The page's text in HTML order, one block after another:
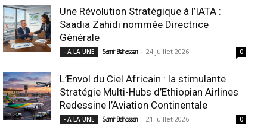
Une Révolution Stratégique à l’IATA :
Saadia Zahidi nommée Directrice
Générale
- A LA UNE Samir Belhassen - 24 juillet 2026 0
L’Envol du Ciel Africain : la stimulante
Stratégie Multi-Hubs d’Ethiopian Airlines
Redessine l’Aviation Continentale
- A LA UNE Samir Belhassen - 21 juillet 2026 0